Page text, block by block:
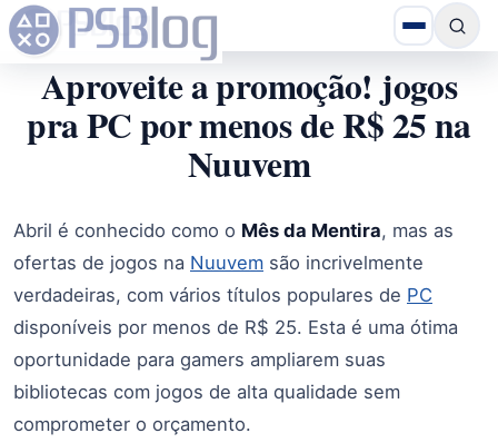
Aproveite a promoção! jogos
pra PC por menos de R$ 25 na
Nuuvem
Abril é conhecido como o Mês da Mentira, mas as
ofertas de jogos na Nuuvem são incrivelmente
verdadeiras, com vários títulos populares de PC
disponíveis por menos de R$ 25. Esta é uma ótima
oportunidade para gamers ampliarem suas
bibliotecas com jogos de alta qualidade sem
comprometer o orçamento.